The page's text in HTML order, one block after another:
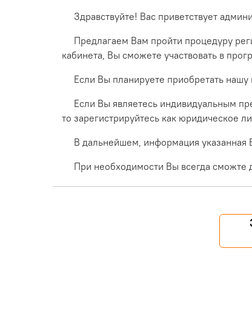
Здравствуйте! Вас приветствует
Предлагаем Вам пройти процедуру
кабинета, Вы сможете участвовать в
Если Вы планируете приобретать
Если Вы являетесь индивидуальным
то зарегистрируйтесь как юридическое
В дальнейшем, информация указанная
При необходимости Вы всегда сможте